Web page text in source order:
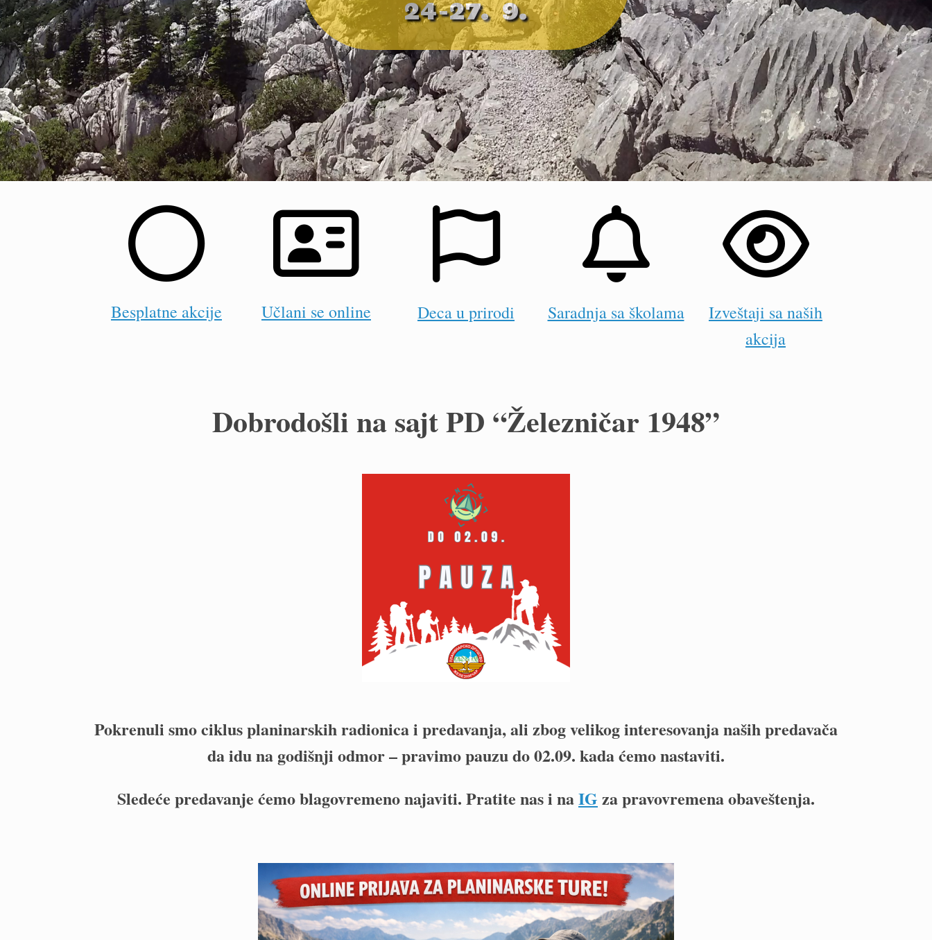
31. 8-13. 9.
Besplatne akcije Učlani se online Deca u prirodi Saradnja sa školama
Izveštaji sa naših
akcija
Dobrodošli na sajt PD “Železničar 1948”
Pokrenuli smo ciklus planinarskih radionica i predavanja, ali zbog velikog interesovanja naših predavača
da idu na godišnji odmor – pravimo pauzu do 02.09. kada ćemo nastaviti.
Sledeće predavanje ćemo blagovremeno najaviti. Pratite nas i naIG za pravovremena obaveštenja.